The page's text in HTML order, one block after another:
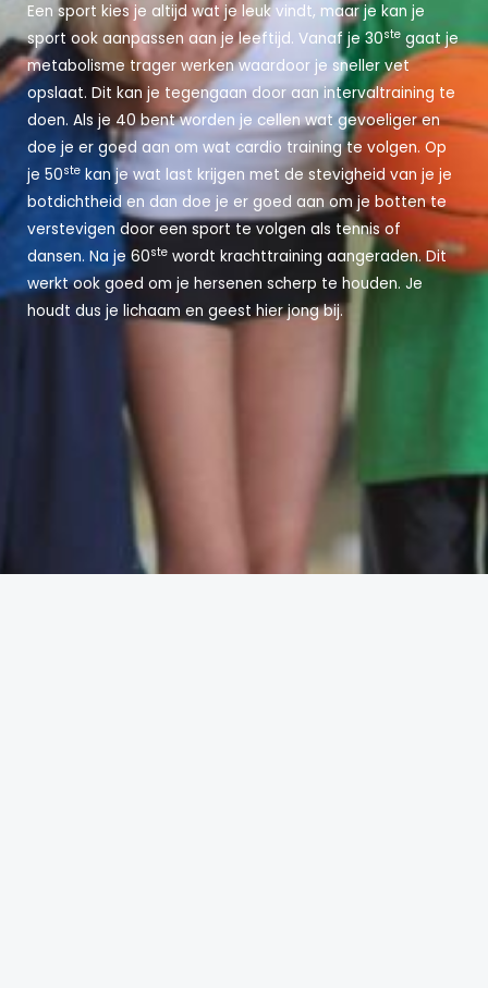
Een sport kies je altijd wat je leuk vindt, maar je kan je
sport ook aanpassen aan je leeftijd. Vanaf je 30ste gaat je
metabolisme trager werken waardoor je sneller vet
opslaat. Dit kan je tegengaan door aan intervaltraining te
doen. Als je 40 bent worden je cellen wat gevoeliger en
doe je er goed aan om wat cardio training te volgen. Op
je 50ste kan je wat last krijgen met de stevigheid van je je
botdichtheid en dan doe je er goed aan om je botten te
verstevigen door een sport te volgen als tennis of
dansen. Na je 60ste wordt krachttraining aangeraden. Dit
werkt ook goed om je hersenen scherp te houden. Je
houdt dus je lichaam en geest hier jong bij.